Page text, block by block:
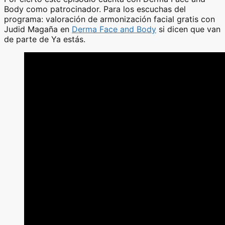
Body como patrocinador. Para los escuchas del
programa: valoración de armonización facial gratis con
Judid Magaña en Derma Face and Body si dicen que van
de parte de Ya estás.